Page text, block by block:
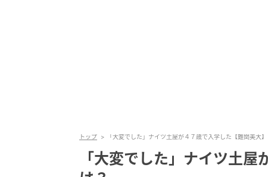
トップ 「大変でした」ナイツ土屋が４７歳で入学した【難関美大】
「大変でした」ナイツ土